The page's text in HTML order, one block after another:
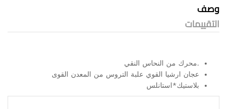
وصف
التقييمات
.محرك من النحاس النقي
عجان ارشيا القوي علبة التروس من المعدن القوى
بلاستيك*استانلس